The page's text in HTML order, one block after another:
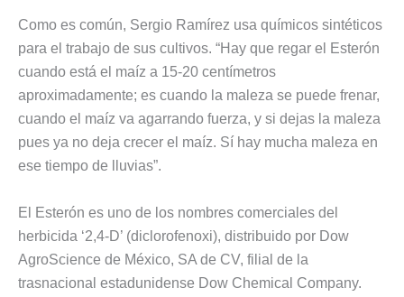
Como es común, Sergio Ramírez usa químicos sintéticos
para el trabajo de sus cultivos. “Hay que regar el Esterón
cuando está el maíz a 15-20 centímetros
aproximadamente; es cuando la maleza se puede frenar,
cuando el maíz va agarrando fuerza, y si dejas la maleza
pues ya no deja crecer el maíz. Sí hay mucha maleza en
ese tiempo de lluvias”.
El Esterón es uno de los nombres comerciales del
herbicida ‘2,4-D’ (diclorofenoxi), distribuido por Dow
AgroScience de México, SA de CV, filial de la
trasnacional estadunidense Dow Chemical Company.